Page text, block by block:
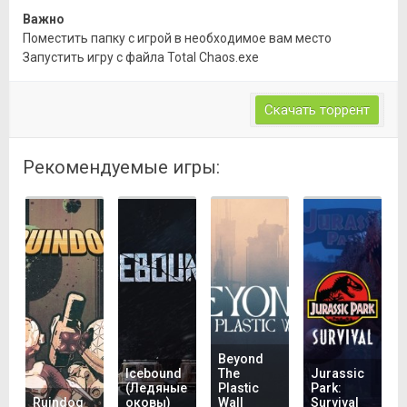
Важно
Поместить папку с игрой в необходимое вам место
Запустить игру с файла Total Chaos.exe
Скачать торрент
Рекомендуемые игры:
Ruindog
Icebound
(Ледяные
оковы)
Beyond
The
Plastic
Wall
Jurassic
Park:
Survival